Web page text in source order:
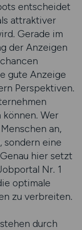
entscheidet
attraktiver
Gerade im
der Anzeigen
gute Anzeige
Perspektiven.
Wer
an,
sondern eine
hier setzt
Nr. 1
optimale
zu verbreiten.
durch